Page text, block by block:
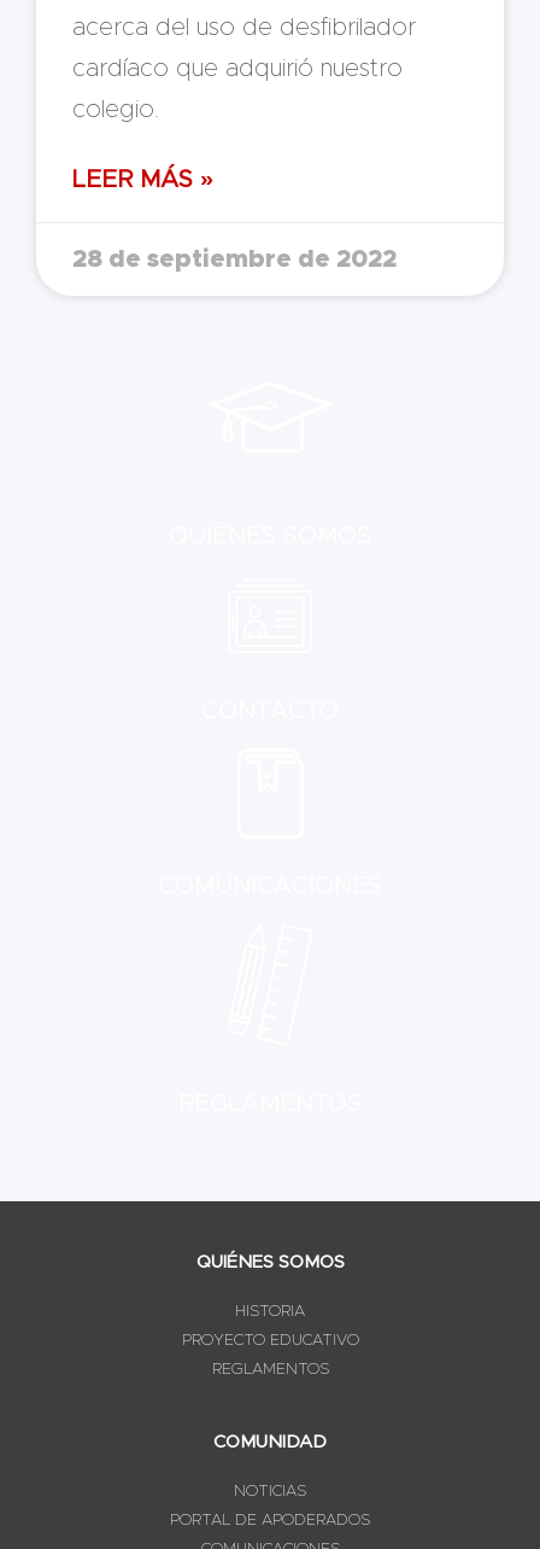
acerca del uso de desfibrilador
cardíaco que adquirió nuestro
colegio.
LEER MÁS »
28 de septiembre de 2022
QUIÉNES SOMOS
HISTORIA
PROYECTO EDUCATIVO
REGLAMENTOS
COMUNIDAD
NOTICIAS
PORTAL DE APODERADOS